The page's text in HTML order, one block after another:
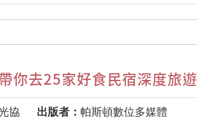
你去25家好食民宿深度旅遊
協
出版者： 帕斯頓數位多媒體